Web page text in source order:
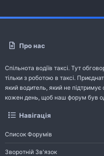
Про нас
Спільнота водіїв таксі. Тут
тільки з роботою в таксі.
який водитель, який не
кожен день, щоб наш форум був
Навігація
Список Форумів
Зворотній Зв'язок